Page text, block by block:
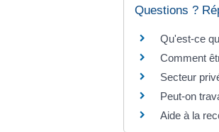
Questions ?
Qu'est-ce
Comment
Secteur
Peut-on
Aide à la